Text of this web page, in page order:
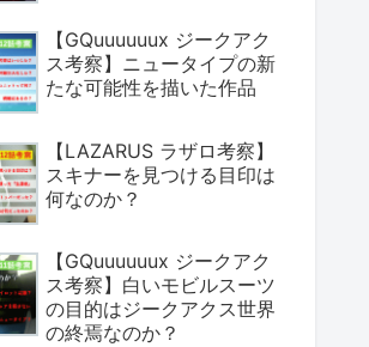
【GQuuuuuux ジークアク
ス考察】ニュータイプの新
たな可能性を描いた作品
【LAZARUS ラザロ考察】
スキナーを見つける目印は
何なのか？
【GQuuuuuux ジークアク
ス考察】白いモビルスーツ
の目的はジークアクス世界
の終焉なのか？